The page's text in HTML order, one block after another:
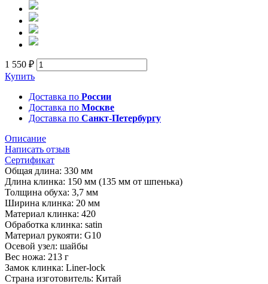
1 550 ₽
Купить
Доставка по России
Доставка по Москве
Доставка по Санкт-Петербургу
Описание
Написать отзыв
Сертификат
Общая длина: 330 мм
Длина клинка: 150 мм (135 мм от шпенька)
Толщина обуха: 3,7 мм
Ширина клинка: 20 мм
Материал клинка: 420
Обработка клинка: satin
Материал рукояти: G10
Осевой узел: шайбы
Вес ножа: 213 г
Замок клинка: Liner-lock
Страна изготовитель: Китай